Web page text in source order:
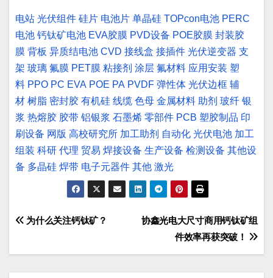
电站 光伏组件 硅片 电池片 单晶硅 TOPcon电池 PERC
电池 钙钛矿电池 EVA胶膜 PVD设备 POE胶膜 封装胶
膜 背板 异质结电池 CVD 接线盒 接插件 光伏逆变器 支
架 玻璃 氟膜 PET膜 粘接剂 涂层 氟材料 应用安装 塑
料 PPO PC EVA POE PA PVDF 弹性体 光伏边框 辅
材 树脂 密封胶 有机硅 线缆 色母 金属材料 助剂 玻纤 银
浆 热熔胶 胶带 铝银浆 石墨烯 零部件 PCB 塑胶制品 印
刷设备 网版 高校研究所 加工助剂 自动化 光伏电池 加工
组装 科研 代理 贸易 焊接设备 生产设备 检测设备 其他设
备 多晶硅 焊带 电子元器件 其他 激光
文
章
协鑫光电大尺寸商用钙钛矿组
件效率再获突破！
为什么关注钙钛矿？